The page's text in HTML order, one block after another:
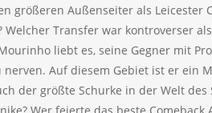
größeren Außenseiter als Leicester
Welcher Transfer war kontroverser
Mourinho liebt es, seine Gegner mit
nerven. Auf diesem Gebiet ist er ein
der größte Schurke in der Welt des